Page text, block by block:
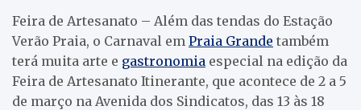
Feira de Artesanato – Além das tendas do Estação
Verão Praia, o Carnaval em Praia Grande também
terá muita arte e gastronomia especial na edição da
Feira de Artesanato Itinerante, que acontece de 2 a 5
de março na Avenida dos Sindicatos, das 13 às 18